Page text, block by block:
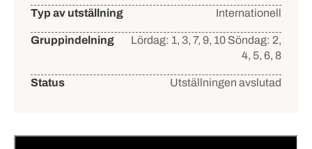
Typ av utställning Internationell
Gruppindelning Lördag: 1, 3, 7, 9, 10 Söndag: 2,
4, 5, 6, 8
Status Utställningen avslutad